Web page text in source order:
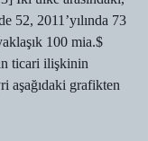
52, 2011’yılında 73
100 mia.$
ticari ilişkinin
aşağıdaki grafikten